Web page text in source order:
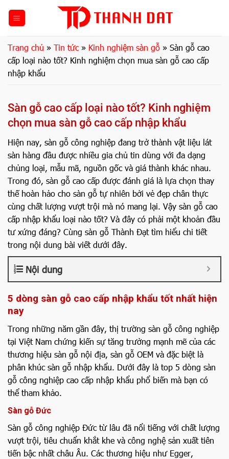
dungTrang chủ » Tin tức » Kinh nghiệm sàn gỗ » Sàn gỗ cao
cấp loại nào tốt? Kinh nghiệm chọn mua sàn gỗ cao cấp
nhập khẩu
Sàn gỗ cao cấp loại nào tốt? Kinh nghiệm
chọn mua sàn gỗ cao cấp nhập khẩu
Hiện nay, sàn gỗ công nghiệp đang trở thành vật liệu lát
sàn hàng đầu được nhiều gia chủ tin dùng với đa dạng
chủng loại, mẫu mã, nguồn gốc và giá thành khác nhau.
Trong đó, sàn gỗ cao cấp được đánh giá là lựa chọn thay
thế hoàn hảo cho sàn gỗ tự nhiên bởi vẻ đẹp chân thực
cùng chất lượng vượt trội mà nó mang lại. Vậy sàn gỗ cao
cấp nhập khẩu loại nào tốt? Và đây có phải một khoản đầu
tư xứng đáng? Cùng sàn gỗ Thành Đạt tìm hiểu chi tiết
trong nội dung bài viết dưới đây.
Nội dung
5 dòng sàn gỗ cao cấp nhập khẩu tốt nhất hiện
nay
Trong những năm gần đây, thị trường sàn gỗ công nghiệp
tại Việt Nam chứng kiến sự tăng trưởng mạnh mẽ của các
thương hiệu sàn gỗ nội địa, sàn gỗ OEM và đặc biệt là
phân khúc sàn gỗ nhập khẩu. Dưới đây là top 5 dòng sàn
gỗ công nghiệp cao cấp nhập khẩu phổ biến mà bạn có
thể tham khảo.
Sàn gỗ Đức
Sàn gỗ công nghiệp Đức từ lâu đã nổi tiếng với chất lượng
vượt trội, tiêu chuẩn khắt khe và công nghệ sản xuất tiên
tiến bậc nhất châu Âu. Các thương hiệu như Egger,